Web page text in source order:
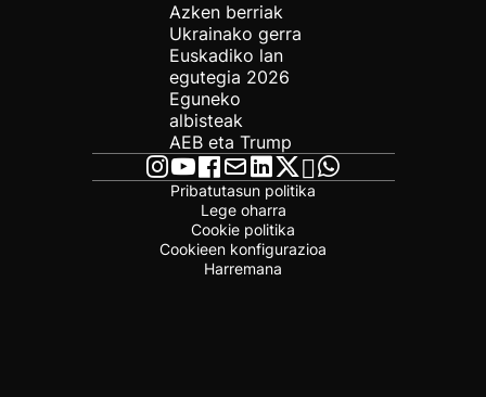
Azken berriak
Ukrainako gerra
Euskadiko lan
egutegia 2026
Eguneko
albisteak
AEB eta Trump
Pribatutasun politika
Lege oharra
Cookie politika
Cookieen konfigurazioa
Harremana